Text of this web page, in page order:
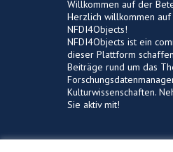
Willkommen auf der
Herzlich willkommen
NFDI4Objects!
NFDI4Objects ist ein
dieser Plattform
Beiträge rund um das
Kulturwissenschaften.
Sie aktiv mit!